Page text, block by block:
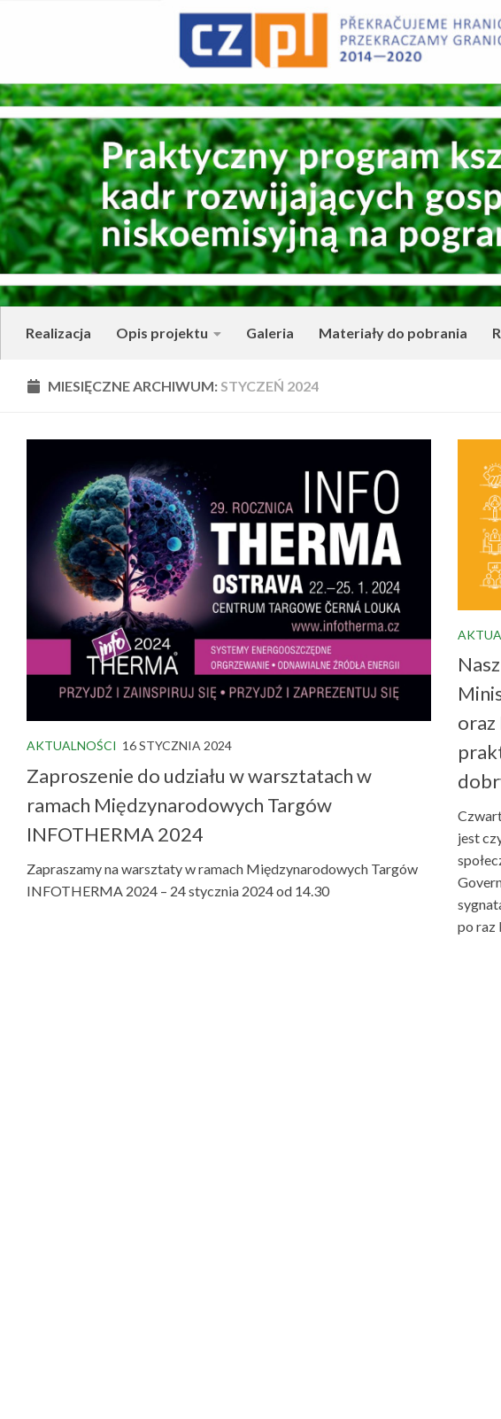
Realizacja Opis projektu Galeria Materiały do pobrania
MIESIĘCZNE ARCHIWUM: STYCZEŃ 2024
AKTUALNOŚCI 16 STYCZNIA 2024
Zaproszenie do udziału w warsztatach w
ramach Międzynarodowych Targów
INFOTHERMA 2024
Zapraszamy na warsztaty w ramach Międzynarodowych Targów
INFOTHERMA 2024 – 24 stycznia 2024 od 14.30
oraz
jest
po raz